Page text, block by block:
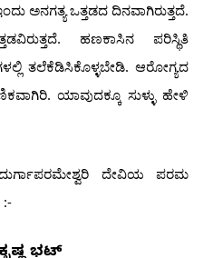
ಅನಗತ್ಯ ಒತ್ತಡದ ದಿನವಾಗಿರುತ್ತದೆ.
ಹಣಕಾಸಿನ ಪರಿಸ್ಥಿತಿ
ತಲೆಕೆಡಿಸಿಕೊಳ್ಳಬೇಡಿ. ಆರೋಗ್ಯದ
ಯಾವುದಕ್ಕೂ ಸುಳ್ಳು ಹೇಳಿ
ದೇವಿಯ ಪರಮ
:-
ಭಟ್